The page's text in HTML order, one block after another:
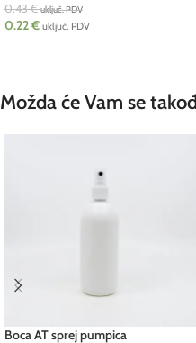
0.43€ uključ. PDV
0.22€ uključ. PDV
Možda će Vam se
Boca AT sprej pumpica